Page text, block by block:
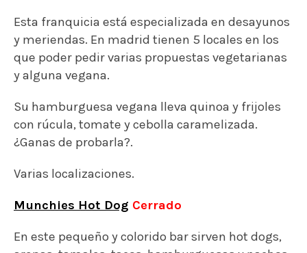
Munchies Hot Dog Cerrado
En este pequeño y colorido bar sirven hot dogs,
arepas, tamales, tacos, hamburguesas y nachos.
Hay bastantes opciones veganas y vegetarianas,
abren hasta la madrugada y puedes sentarte a
comer ahí o si lo prefieres, también te puedes
llevar la comida a casa. Su hamburguesa 100%
Huertas! Local dogfriendly.
Calle de las Huertas, 25, 28014 Madrid (Barrio de